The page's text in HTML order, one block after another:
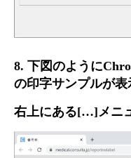
8. 下図のように
の印字サンプルが表
右上にある[…]メニ